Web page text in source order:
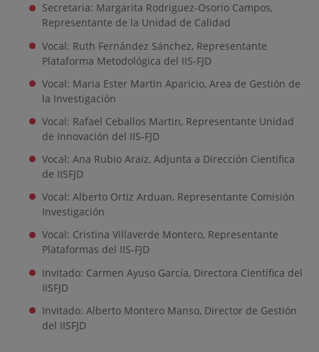
Secretaria: Margarita Rodriguez-Osorio Campos,
Representante de la Unidad de Calidad
Vocal: Ruth Fernández Sánchez, Representante
Plataforma Metodológica del IIS-FJD
Vocal: Maria Ester Martin Aparicio, Area de Gestión de
la Investigación
Vocal: Rafael Ceballos Martin, Representante Unidad
de Innovación del IIS-FJD
Vocal: Ana Rubio Araiz, Adjunta a Dirección Científica
de IISFJD
Vocal: Alberto Ortiz Arduan, Representante Comisión
Investigación
Vocal: Cristina Villaverde Montero, Representante
Plataformas del IIS-FJD
Invitado: Carmen Ayuso García, Directora Científica del
IISFJD
Invitado: Alberto Montero Manso, Director de Gestión
del IISFJD